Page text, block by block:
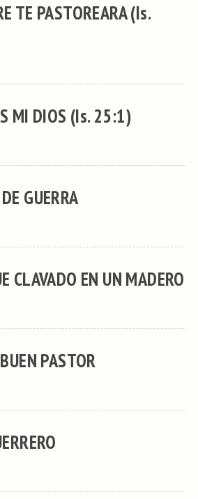
TE PASTOREARA (Is.
MI DIOS (Is. 25:1)
GUERRA
CLAVADO EN UN MADERO
PASTOR